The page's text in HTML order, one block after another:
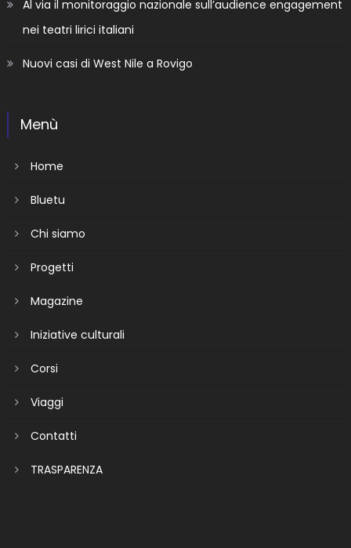
Al via il monitoraggio nazionale sull’audience engagement
nei teatri lirici italiani
Nuovi casi di West Nile a Rovigo
Menù
Home
Bluetu
Chi siamo
Progetti
Magazine
Iniziative culturali
Corsi
Viaggi
Contatti
TRASPARENZA